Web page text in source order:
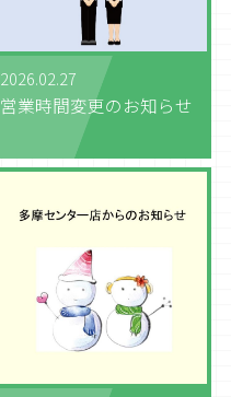
2026.02.27
営業時間変更のお知らせ